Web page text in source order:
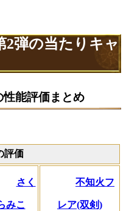
2弾の当たりキャ
能評価まとめ
評価
さく
みこ
不知火フ
レア(双剣)